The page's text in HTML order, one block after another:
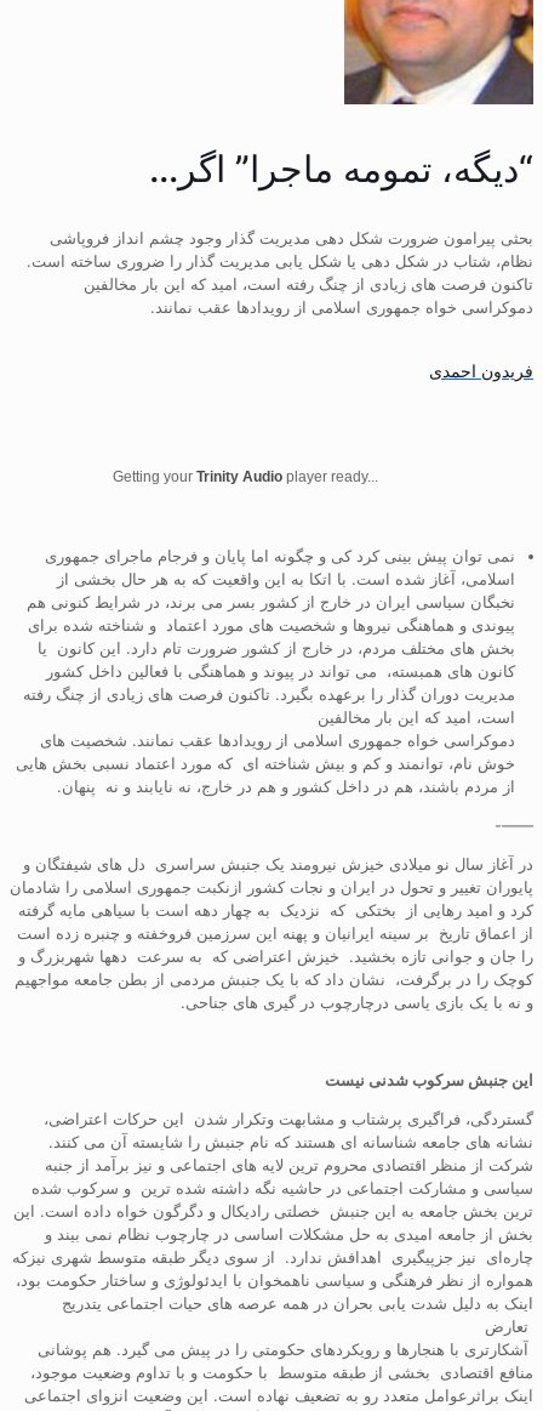
“دیگه، تمومه ماجرا” اگر…
بحثی پیرامون ضرورت شکل دهی مدیریت گذار وجود چشم انداز فروپاشی
نظام، شتاب در شکل دهی یا شکل یابی مدیریت گذار را ضروری ساخته است.
تاکنون فرصت های زیادی از چنگ رفته است، امید که این بار مخالفین
دموکراسی خواه جمهوری اسلامی از رویدادها عقب نمانند.
فریدون احمدی
Getting your Trinity Audio player ready...
نمی توان پیش بینی کرد کی و چگونه اما پایان و فرجام ماجرای جمهوری
اسلامی، آغاز شده است. با اتکا به این واقعیت که به هر حال بخشی از
نخبگان سیاسی ایران در خارج از کشور بسر می برند، در شرایط کنونی هم
پیوندی و هماهنگی نیروها و شخصیت های مورد اعتماد و شناخته شده برای
بخش های مختلف مردم، در خارج از کشور ضرورت تام دارد. این کانون یا
کانون های همبسته، می تواند در پیوند و هماهنگی با فعالین داخل کشور
مدیریت دوران گذار را برعهده بگیرد. تاکنون فرصت های زیادی از چنگ رفته
است، امید که این بار مخالفین
دموکراسی خواه جمهوری اسلامی از رویدادها عقب نمانند. شخصیت های
خوش نام، توانمند و کم و بیش شناخته ای که مورد اعتماد نسبی بخش هایی
از مردم باشند، هم در داخل کشور و هم در خارج، نه نایابند و نه پنهان.
——-
در آغاز سال نو میلادی خیزش نیرومند یک جنبش سراسری دل های شیفتگان و
پایوران تغییر و تحول در ایران و نجات کشور ازنکبت جمهوری اسلامی را شادمان
کرد و امید رهایی از بختکی که نزدیک به چهار دهه است با سیاهی مایه گرفته
از اعماق تاریخ بر سینه ایرانیان و پهنه این سرزمین فروخفته و چنبره زده است
را جان و جوانی تازه بخشید. خیزش اعتراضی که به سرعت دهها شهربزرگ و
کوچک را در برگرفت، نشان داد که با یک جنبش مردمی از بطن جامعه مواجهیم
و نه با یک بازی یاسی درچارچوب در گیری های جناحی.
این جنبش سرکوب شدنی نیست
گستردگی، فراگیری پرشتاب و مشابهت وتکرار شدن این حرکات اعتراضی،
نشانه های جامعه شناسانه ای هستند که نام جنبش را شایسته آن می کنند.
شرکت از منظر اقتصادی محروم ترین لایه های اجتماعی و نیز برآمد از جنبه
سیاسی و مشارکت اجتماعی در حاشیه نگه داشته شده ترین و سرکوب شده
ترین بخش جامعه به این جنبش خصلتی رادیکال و دگرگون خواه داده است. این
بخش از جامعه امیدی به حل مشکلات اساسی در چارچوب نظام نمی بیند و
چاره‌ای نیز جزپیگیری اهدافش ندارد. از سوی دیگر طبقه متوسط شهری نیزکه
همواره از نظر فرهنگی و سیاسی ناهمخوان با ایدئولوژی و ساختار حکومت بود،
اینک به دلیل شدت یابی بحران در همه عرصه های حیات اجتماعی یتدریج
تعارض
آشکارتری با هنجارها و رویکردهای حکومتی را در پیش می گیرد. هم پوشانی
منافع اقتصادی بخشی از طبقه متوسط با حکومت و با تداوم وضعیت موجود،
اینک براثرعوامل متعدد رو به تضعیف نهاده است. این وضعیت انزوای اجتماعی